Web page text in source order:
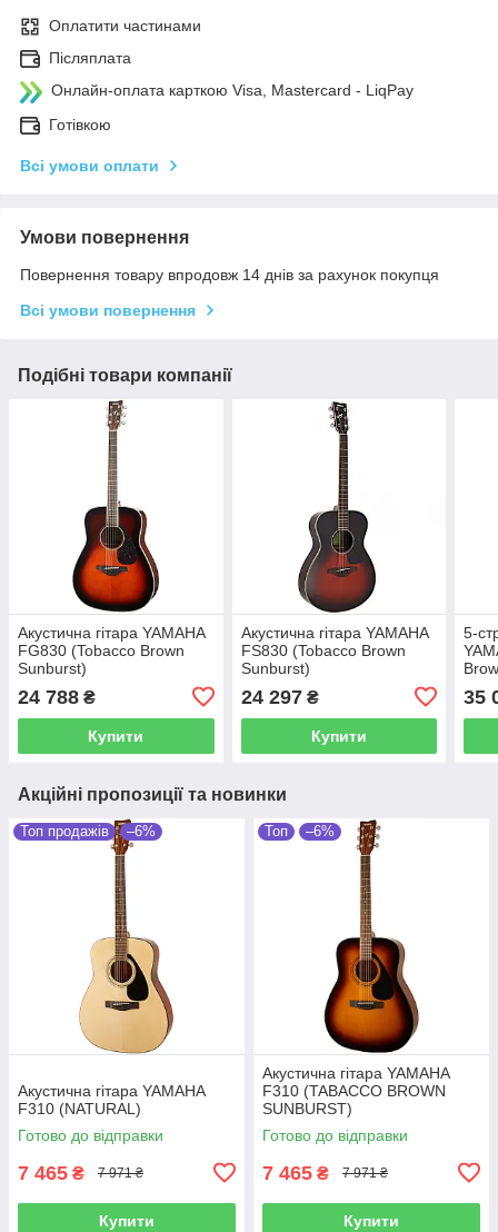
Оплатити частинами
Післяплата
Онлайн-оплата карткою Visa, Mastercard - LiqPay
Готівкою
Всі умови оплати
Умови повернення
Повернення товару впродовж 14 днів за рахунок покупця
Всі умови повернення
Подібні товари компанії
Акустична гітара YAMAHA
FG830 (Tobacco Brown
Sunburst)
24 788 ₴
Купити
Акустична гітара YAMAHA
FS830 (Tobacco Brown
Sunburst)
24 297₴
Купити
5-
35
Акційні пропозиції та новинки
Топ продажів –6%
Акустична гітара YAMAHA
F310 (NATURAL)
Готово до відправки
7 465 ₴ 7 971 ₴
Купити
Топ –6%
Акустична гітара YAMAHA
F310 (TABACCO BROWN
SUNBURST)
Готово до відправки
7 465 ₴ 7 971 ₴
Купити